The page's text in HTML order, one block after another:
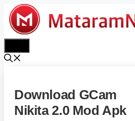
Langsung
ke
isi
Download GCam
Nikita 2.0 Mod Apk